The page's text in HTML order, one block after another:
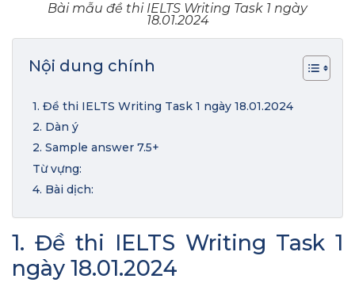
Bài mẫu đề thi IELTS Writing Task 1 ngày
18.01.2024
Nội dung chính
1. Đề thi IELTS Writing Task 1 ngày 18.01.2024
2. Dàn ý
2. Sample answer 7.5+
Từ vựng:
4. Bài dịch:
1. Đề thi IELTS Writing Task 1
ngày 18.01.2024